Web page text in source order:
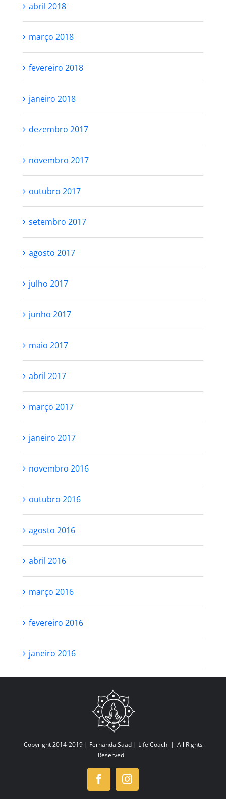
abril 2018
março 2018
fevereiro 2018
janeiro 2018
dezembro 2017
novembro 2017
outubro 2017
setembro 2017
agosto 2017
julho 2017
junho 2017
maio 2017
abril 2017
março 2017
janeiro 2017
novembro 2016
outubro 2016
agosto 2016
abril 2016
março 2016
fevereiro 2016
janeiro 2016
Copyright 2014-2019 | Fernanda Saad | Life Coach| All Rights
Reserved
FacebookInstagram